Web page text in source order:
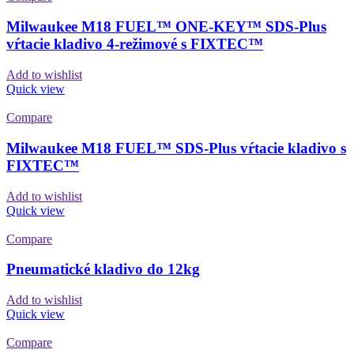
Milwaukee M18 FUEL™ ONE-KEY™ SDS-Plus
vŕtacie kladivo 4-režimové s FIXTEC™
Add to wishlist
Quick view
Compare
Milwaukee M18 FUEL™ SDS-Plus vŕtacie kladivo s
FIXTEC™
Add to wishlist
Quick view
Compare
Pneumatické kladivo do 12kg
Add to wishlist
Quick view
Compare